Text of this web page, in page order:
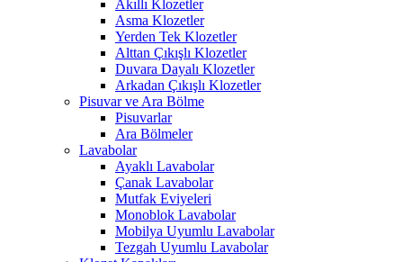
Akıllı Klozetler
Asma Klozetler
Yerden Tek Klozetler
Alttan Çıkışlı Klozetler
Duvara Dayalı Klozetler
Arkadan Çıkışlı Klozetler
Pisuvar ve Ara Bölme
Pisuvarlar
Ara Bölmeler
Lavabolar
Ayaklı Lavabolar
Çanak Lavabolar
Mutfak Eviyeleri
Monoblok Lavabolar
Mobilya Uyumlu Lavabolar
Tezgah Uyumlu Lavabolar